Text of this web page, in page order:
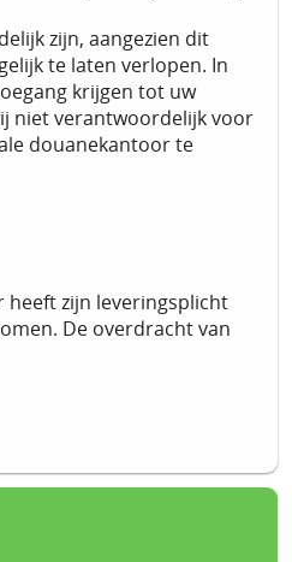
zijn, aangezien dit
te laten verlopen. In
krijgen tot uw
niet verantwoordelijk voor
douanekantoor te
heeft zijn leveringsplicht
De overdracht van